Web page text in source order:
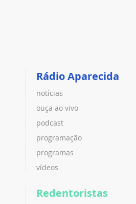
Rádio Aparecida
notícias
ouça ao vivo
podcast
programação
programas
vídeos
Redentoristas